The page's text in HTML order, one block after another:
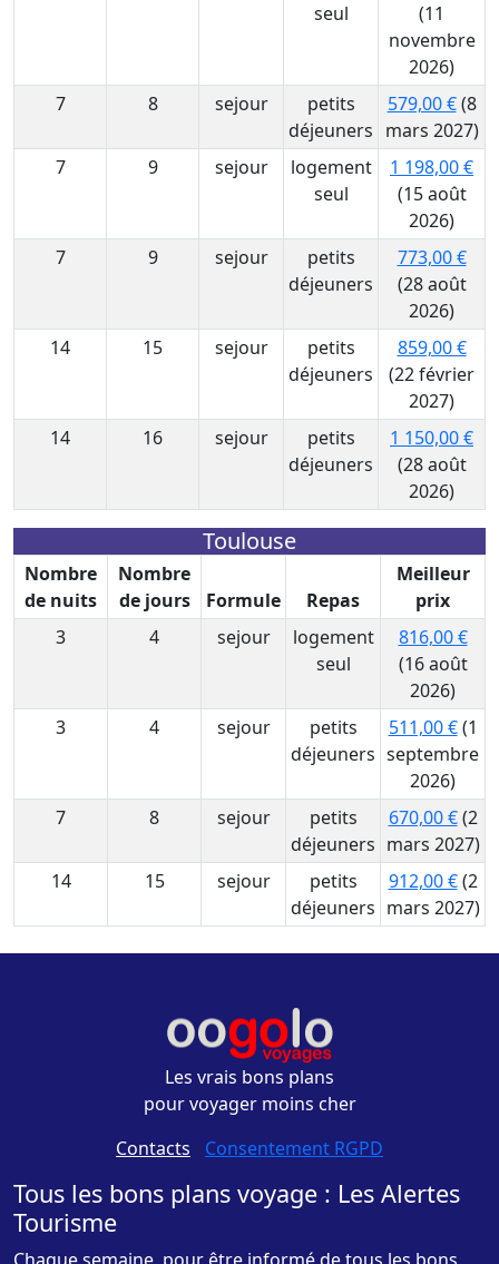
seul
(11
novembre
2026)
7
8 sejour
petits
déjeuners
579,00 €(8
mars 2027)
7
9 sejour
logement
seul
1 198,00 €
(15 août
2026)
7
9 sejour
petits
déjeuners
773,00 €
(28 août
2026)
14
15 sejour
petits
déjeuners
859,00 €
(22 février
2027)
14
16 sejour
petits
déjeuners
1 150,00 €
(28 août
2026)
Toulouse
Nombre
de nuits
Nombre
de jours
Formule Repas
Meilleur
prix
3
4 sejour
logement
seul
816,00 €
(16 août
2026)
3
4 sejour
petits
déjeuners
511,00 €(1
septembre
2026)
7
8 sejour
petits
déjeuners
670,00 €(2
mars 2027)
14
15 sejour
petits
déjeuners
912,00 €(2
mars 2027)
Les vrais bons plans
pour voyager moins cher
Contacts - Consentement RGPD
Tous les bons plans voyage : Les Alertes
Tourisme